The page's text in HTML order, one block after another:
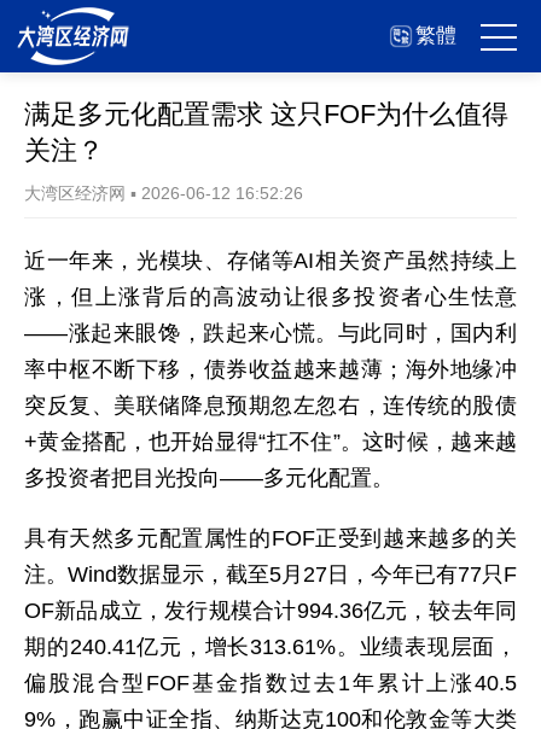
繁體
满足多元化配置需求 这只FOF为什么值得
关注？
大湾区经济网 ▪ 2026-06-12 16:52:26
近一年来，光模块、存储等AI相关资产虽然持续上
涨，但上涨背后的高波动让很多投资者心生怯意
——涨起来眼馋，跌起来心慌。与此同时，国内利
率中枢不断下移，债券收益越来越薄；海外地缘冲
突反复、美联储降息预期忽左忽右，连传统的股债
+黄金搭配，也开始显得“扛不住”。这时候，越来越
多投资者把目光投向——多元化配置。
具有天然多元配置属性的FOF正受到越来越多的关
注。Wind数据显示，截至5月27日，今年已有77只F
OF新品成立，发行规模合计994.36亿元，较去年同
期的240.41亿元，增长313.61%。业绩表现层面，
偏股混合型FOF基金指数过去1年累计上涨40.5
9%，跑赢中证全指、纳斯达克100和伦敦金等大类